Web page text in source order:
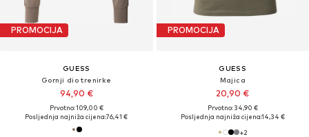
PROMOCIJA
GUESS
Gornji dio trenirke
94,90 €
Prvotno: 109,00 €
Posljednja najniža cijena:76,41 €
PROMOCIJA
GUESS
Majica
20,90 €
Prvotno: 34,90 €
Posljednja najniža cijena:14,34 €
+2